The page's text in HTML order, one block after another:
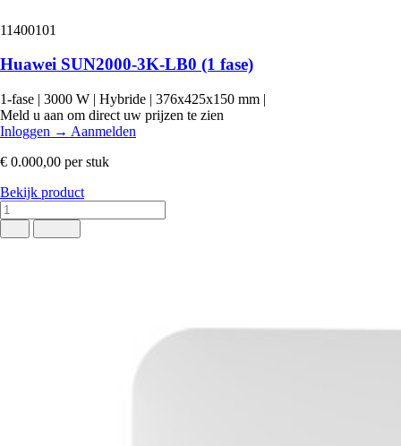
11400101
Huawei SUN2000-3K-LB0 (1 fase)
1-fase | 3000 W | Hybride | 376x425x150 mm |
Meld u aan om direct uw prijzen te zien
Inloggen → Aanmelden
€ 0.000,00 per stuk
Bekijk product